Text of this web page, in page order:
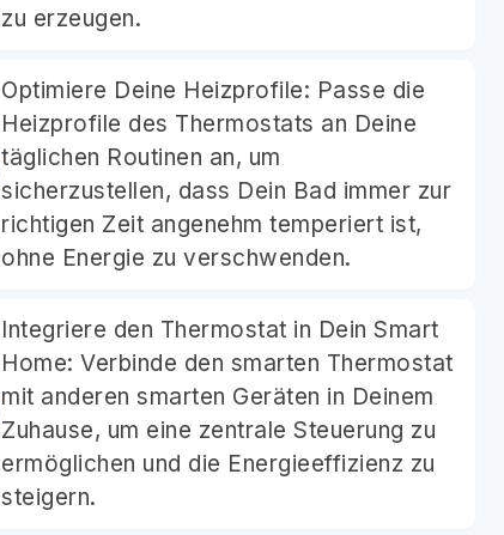
zu erzeugen.
Optimiere Deine Heizprofile: Passe die
Heizprofile des Thermostats an Deine
täglichen Routinen an, um
sicherzustellen, dass Dein Bad immer zur
richtigen Zeit angenehm temperiert ist,
ohne Energie zu verschwenden.
Integriere den Thermostat in Dein Smart
Home: Verbinde den smarten Thermostat
mit anderen smarten Geräten in Deinem
Zuhause, um eine zentrale Steuerung zu
ermöglichen und die Energieeffizienz zu
steigern.